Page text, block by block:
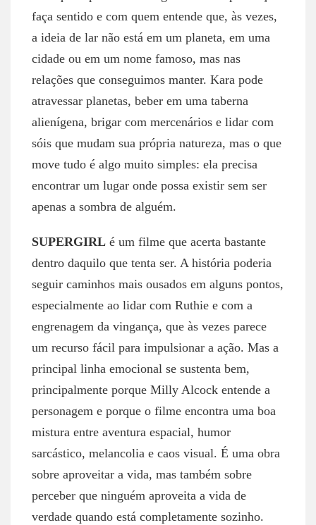
faça sentido e com quem entende que, às vezes,
a ideia de lar não está em um planeta, em uma
cidade ou em um nome famoso, mas nas
relações que conseguimos manter. Kara pode
atravessar planetas, beber em uma taberna
alienígena, brigar com mercenários e lidar com
sóis que mudam sua própria natureza, mas o que
move tudo é algo muito simples: ela precisa
encontrar um lugar onde possa existir sem ser
apenas a sombra de alguém.
SUPERGIRL é um filme que acerta bastante
dentro daquilo que tenta ser. A história poderia
seguir caminhos mais ousados em alguns pontos,
especialmente ao lidar com Ruthie e com a
engrenagem da vingança, que às vezes parece
um recurso fácil para impulsionar a ação. Mas a
principal linha emocional se sustenta bem,
principalmente porque Milly Alcock entende a
personagem e porque o filme encontra uma boa
mistura entre aventura espacial, humor
sarcástico, melancolia e caos visual. É uma obra
sobre aproveitar a vida, mas também sobre
perceber que ninguém aproveita a vida de
verdade quando está completamente sozinho.